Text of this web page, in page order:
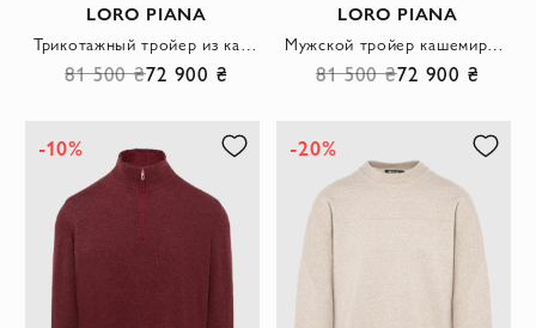
LORO PIANA
Трикотажный тройер из кашемира натуральный бежевый
81 500 ₴72 900 ₴
LORO PIANA
Мужской тройер кашемировый с молнией в диагональный рубчик
81 500 ₴72 900 ₴
-10% -20%